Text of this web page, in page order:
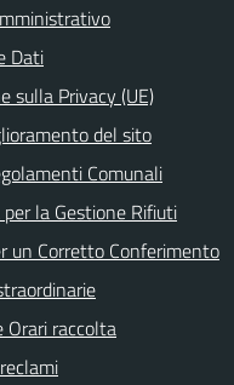
Dati
sulla Privacy (UE)
del sito
Comunali
per la Gestione Rifiuti
un Corretto Conferimento
Orari raccolta